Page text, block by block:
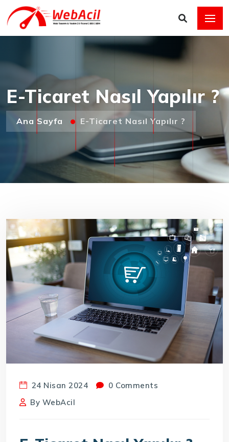
E-Ticaret Nasıl Yapılır ?
Ana Sayfa E-Ticaret Nasıl Yapılır ?
24 Nisan 2024
0 Comments
By WebAcil